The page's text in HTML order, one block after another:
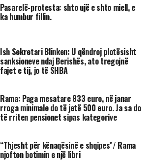
Pasarelë-protesta: shto ujë e shto miell, e
ka humbur fillin.
Ish Sekretari Blinken: U qëndroj plotësisht
sanksioneve ndaj Berishës, ato tregojnë
fajet e tij, jo të SHBA
Rama: Paga mesatare 833 euro, në janar
rroga minimale do të jetë 500 euro. Ja sa do
të rriten pensionet sipas kategorive
“Thjesht për kënaqësinë e shqipes”/ Rama
njofton botimin e një libri